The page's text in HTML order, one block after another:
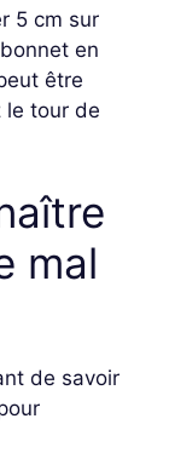
5 cm sur
en
être
le tour de
mal
de savoir